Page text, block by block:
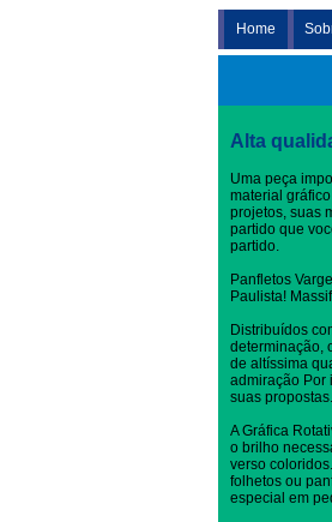
Home
Alta
Uma peça
material
projetos, suas
partido que
partido.
Panfletos
Paulista!
Distribuídos
determinação,
de altíssima
admiração Por
suas propostas.
A Gráfica
o brilho
verso
folhetos ou
especial em